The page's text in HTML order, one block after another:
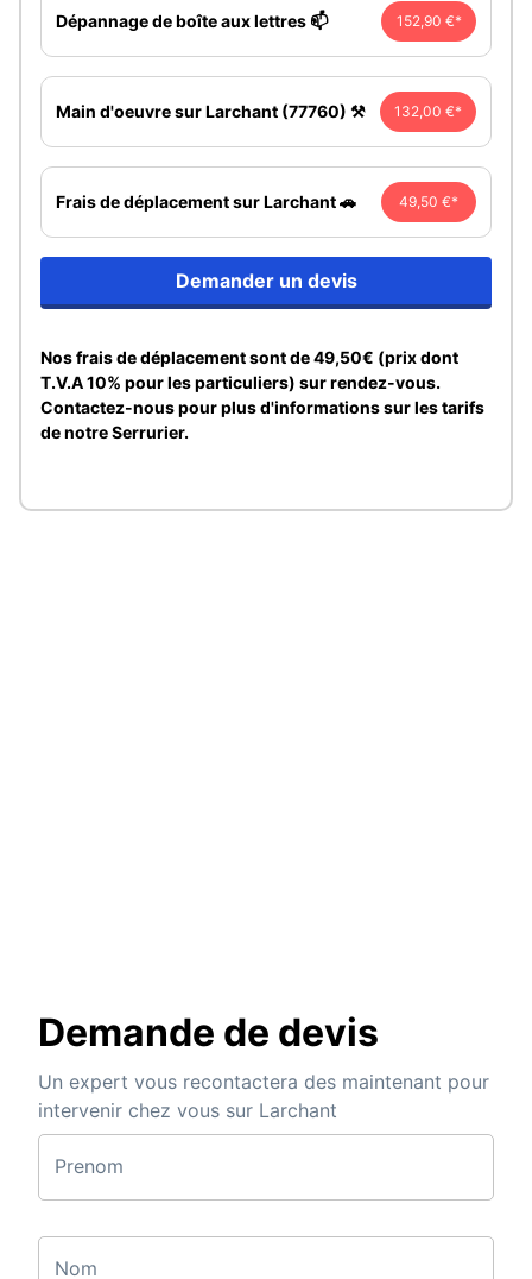
Dépannage de boîte aux lettres 📫 152,90 €*
Main d'oeuvre sur Larchant (77760) ⚒️ 132,00 €*
Frais de déplacement sur Larchant 🚗 49,50 €*
Demander un devis
Nos frais de déplacement sont de 49,50€ (prix dont
T.V.A 10% pour les particuliers) sur rendez-vous.
Contactez-nous pour plus d'informations sur les tarifs
de notre Serrurier.
Demande de devis
Un expert vous recontactera des maintenant pour
intervenir chez vous sur Larchant
Prenom
Nom